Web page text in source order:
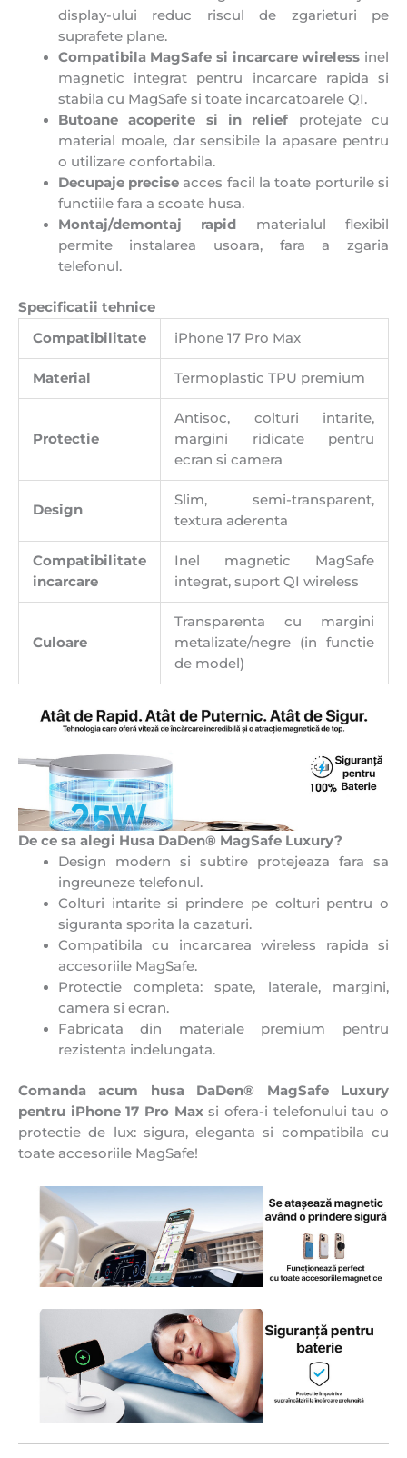
display-ului reduc riscul de zgarieturi pe
suprafete plane.
Compatibila MagSafe si incarcare wireless inel
magnetic integrat pentru incarcare rapida si
stabila cu MagSafe si toate incarcatoarele QI.
Butoane acoperite si in relief protejate cu
material moale, dar sensibile la apasare pentru
o utilizare confortabila.
Decupaje precise acces facil la toate porturile si
functiile fara a scoate husa.
Montaj/demontaj rapid
materialul flexibil
permite instalarea usoara, fara a zgaria
telefonul.
Specificatii tehnice
Compatibilitate
iPhone 17 Pro Max
Material Termoplastic TPU premium
Protectie
Antisoc, colturi intarite,
margini ridicate pentru
ecran si camera
Design
Slim, semi-transparent,
textura aderenta
Compatibilitate
incarcare
Inel magnetic MagSafe
integrat, suport QI wireless
Culoare
Transparenta cu margini
metalizate/negre (in functie
de model)
De ce sa alegi Husa DaDen® MagSafe Luxury?
Design modern si subtire protejeaza fara sa
ingreuneze telefonul.
Colturi intarite si prindere pe colturi pentru o
siguranta sporita la cazaturi.
Compatibila cu incarcarea wireless rapida si
accesoriile MagSafe.
Protectie completa: spate, laterale, margini,
camera si ecran.
Fabricata din materiale premium pentru
rezistenta indelungata.
Comanda acum husa DaDen® MagSafe Luxury
pentru iPhone 17 Pro Maxsi ofera-i telefonului tau o
protectie de lux: sigura, eleganta si compatibila cu
toate accesoriile MagSafe!